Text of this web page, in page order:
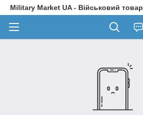
Military Market UA - Військовий товар